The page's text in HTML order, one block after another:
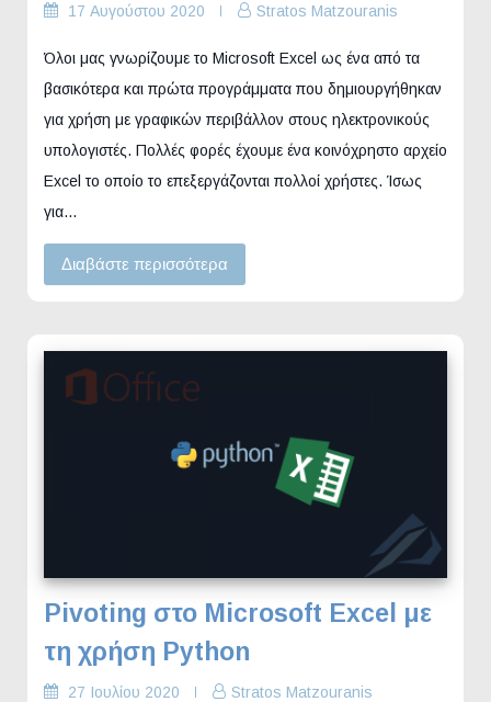
17 Αυγούστου 2020 Stratos Matzouranis
Όλοι μας γνωρίζουμε το Microsoft Excel ως ένα από τα
βασικότερα και πρώτα προγράμματα που δημιουργήθηκαν
για χρήση με γραφικών περιβάλλον στους ηλεκτρονικούς
υπολογιστές. Πολλές φορές έχουμε ένα κοινόχρηστο αρχείο
Excel το οποίο το επεξεργάζονται πολλοί χρήστες. Ίσως
για…
Διαβάστε περισσότερα
Pivoting στο Microsoft Excel με
τη χρήση Python
27 Ιουλίου 2020 Stratos Matzouranis